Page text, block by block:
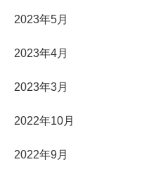
2023年5月
2023年4月
2023年3月
2022年10月
2022年9月